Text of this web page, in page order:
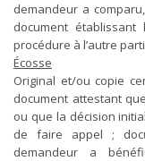
demandeur a
document
procédure à l’autre
Écosse
Original et/ou copie
document attestant
ou que la décision
de faire appel ;
demandeur a